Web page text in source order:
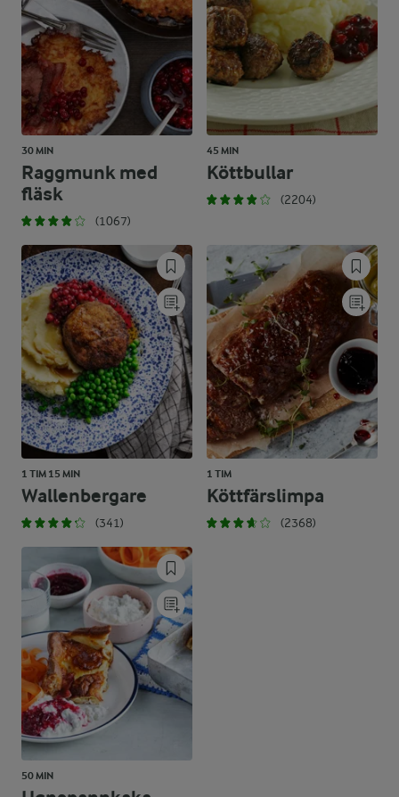
30 MIN
Raggmunk med
fläsk
(1067)
45 MIN
Köttbullar
(2204)
1 TIM 15 MIN
Wallenbergare
(341)
1 TIM
Köttfärslimpa
(2368)
50 MIN